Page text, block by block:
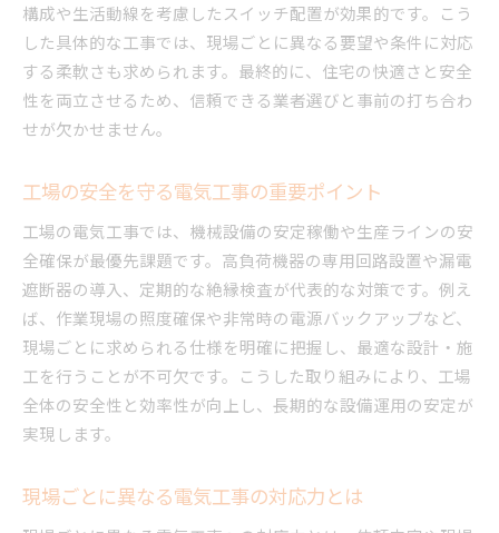
構成や生活動線を考慮したスイッチ配置が効果的です。こう
した具体的な工事では、現場ごとに異なる要望や条件に対応
する柔軟さも求められます。最終的に、住宅の快適さと安全
性を両立させるため、信頼できる業者選びと事前の打ち合わ
せが欠かせません。
工場の安全を守る電気工事の重要ポイント
工場の電気工事では、機械設備の安定稼働や生産ラインの安
全確保が最優先課題です。高負荷機器の専用回路設置や漏電
遮断器の導入、定期的な絶縁検査が代表的な対策です。例え
ば、作業現場の照度確保や非常時の電源バックアップなど、
現場ごとに求められる仕様を明確に把握し、最適な設計・施
工を行うことが不可欠です。こうした取り組みにより、工場
全体の安全性と効率性が向上し、長期的な設備運用の安定が
実現します。
現場ごとに異なる電気工事の対応力とは